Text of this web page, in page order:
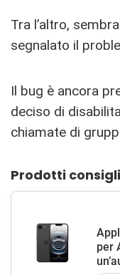
Tra l’altro,
segnalato il
Il bug è ancora
deciso di
chiamate di
Prodotti
per